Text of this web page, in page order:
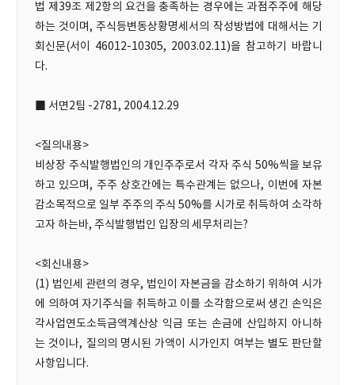
법 제39조 제2항의 요건을 충족하는 경우에는 과점주주에 해당
하는 것이며, 주식등변동상황명세서의 작성방법에 대해서는 기
회신문(서이 46012-10305, 2003.02.11)을 참고하기 바랍니
다.
■ 서면2팀 -2781, 2004.12.29
<질의내용>
비상장 주식발행법인의 개인주주로서 각자 주식 50%씩을 보유
하고 있으며, 주주 상호간에는 특수관계는 없으나, 이번에 자본
감소목적으로 일부 주주의 주식 50%를 시가로 취득하여 소각하
고자 하는바, 주식발행법인 입장의 세무처리는?
<회신내용>
(1) 법인세 관련의 경우, 법인이 자본금을 감소하기 위하여 시가
에 의하여 자기주식을 취득하고 이를 소각함으로써 생긴 손익은
각사업연도소득금액계산상 익금 또는 손금에 산입하지 아니하
는 것이나, 질의의 명시된 가액이 시가인지 여부는 별도 판단할
사항입니다.